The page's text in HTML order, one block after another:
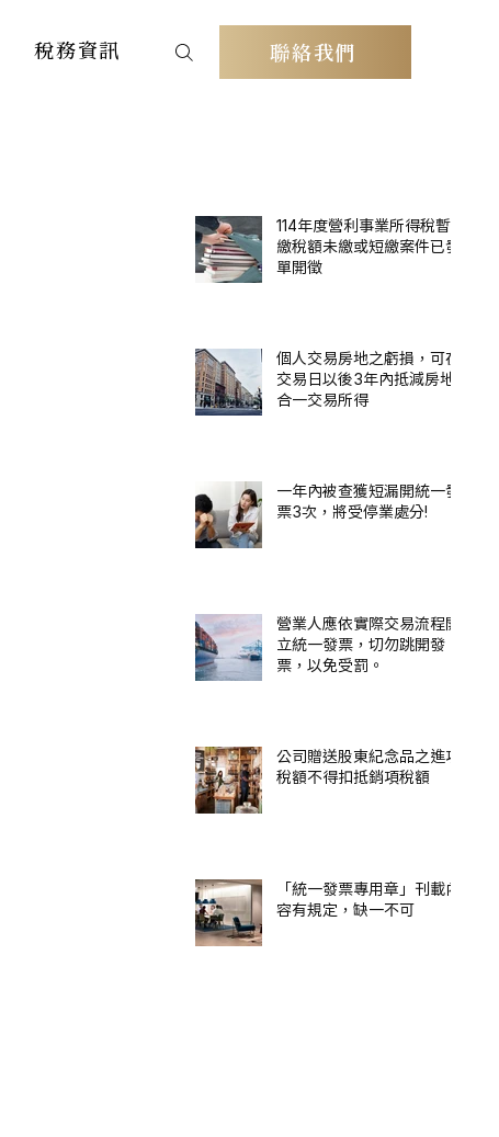
稅務資訊 聯絡我們
114年度營利事業所得稅暫
繳稅額未繳或短繳案件已發
單開徵
個人交易房地之虧損，可在
交易日以後3年內抵減房地
合一交易所得
一年內被查獲短漏開統一發
票3次，將受停業處分!
營業人應依實際交易流程開
立統一發票，切勿跳開發
票，以免受罰。
公司贈送股東紀念品之進項
稅額不得扣抵銷項稅額
「統一發票專用章」刊載內
容有規定，缺一不可